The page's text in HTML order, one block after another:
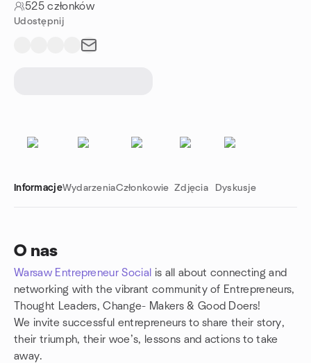
525 członków
Udostępnij
InformacjeWydarzeniaCzłonkowie Zdjęcia Dyskusje
O nas
Warsaw Entrepreneur Social is all about connecting and
networking with the vibrant community of Entrepreneurs,
Thought Leaders, Change- Makers & Good Doers!
We invite successful entrepreneursto share their story,
their triumph, their woe’s, lessons and actions to take
away.
Linki grupowe